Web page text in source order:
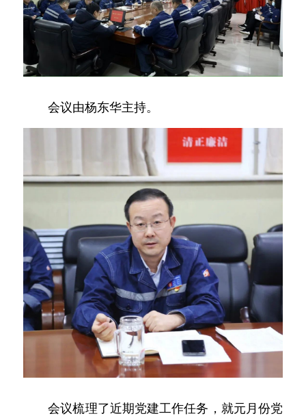
会议由杨东华主持。
会议梳理了近期党建工作任务，就元月份党